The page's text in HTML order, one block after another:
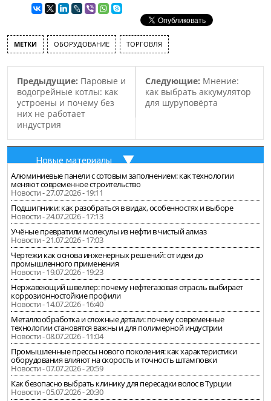
МЕТКИ ОБОРУДОВАНИЕ ТОРГОВЛЯ
Предыдущие: Паровые и
водогрейные котлы: как
устроены и почему без
них не работает
индустрия
Следующие: Мнение:
как выбрать аккумулятор
для шуруповёрта
Новые материалы
Алюминиевые панели с сотовым заполнением: как технологии
меняют современное строительство
Новости - 27.07.2026 - 19:11
Подшипники: как разобраться в видах, особенностях и выборе
Новости - 24.07.2026 - 17:13
Учёные превратили молекулы из нефти в чистый алмаз
Новости - 21.07.2026 - 17:03
Чертежи как основа инженерных решений: от идеи до
промышленного применения
Новости - 19.07.2026 - 19:23
Нержавеющий швеллер: почему нефтегазовая отрасль выбирает
коррозионностойкие профили
Новости - 14.07.2026 - 16:40
Металлообработка и сложные детали: почему современные
технологии становятся важны и для полимерной индустрии
Новости - 08.07.2026 - 11:04
Промышленные прессы нового поколения: как характеристики
оборудования влияют на скорость и точность штамповки
Новости - 07.07.2026 - 20:59
Как безопасно выбрать клинику для пересадки волос в Турции
Новости - 05.07.2026 - 20:30